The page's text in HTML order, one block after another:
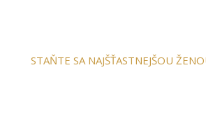
STAŇTE SA NAJŠŤASTNEJŠOU